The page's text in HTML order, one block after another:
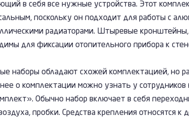
в себя все нужные устройства. Этот
поскольку он подходит для работы с
радиаторами. Штыревые кронштейны,
для фиксации отопительного прибора к
наборы обладают схожей комплектацией, но
о комплектации можно узнать у сотрудников
Обычно набор включает в себя
пробки. Средства крепления относятся к